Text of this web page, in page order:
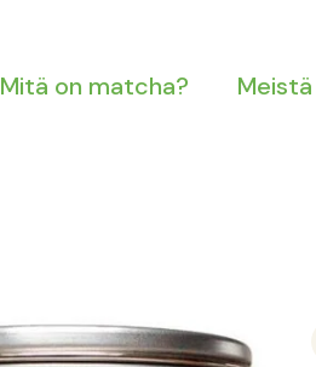
Mitä on matcha? Meistä